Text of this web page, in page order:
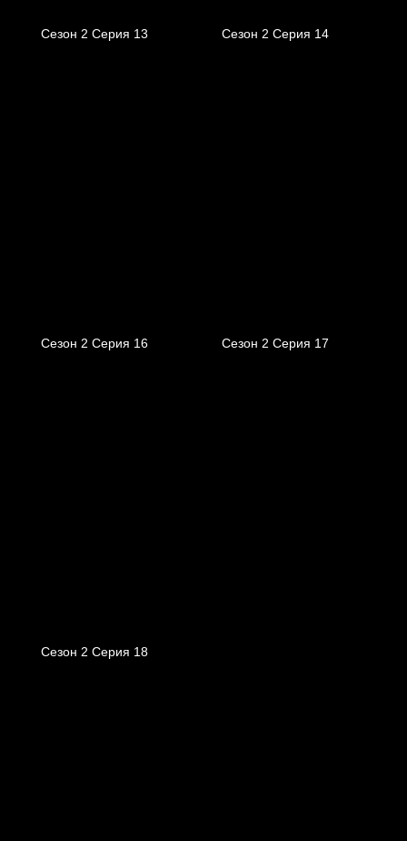
Сезон 2 Серия 13 Сезон 2 Серия 14
Сезон 2 Серия 16 Сезон 2 Серия 17
Сезон 2 Серия 18